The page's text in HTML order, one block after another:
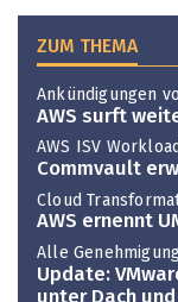
ZUM THEMA
Ankündigungen
AWS surft
AWS ISV
Commvault
Cloud
AWS ernennt
Alle
Update:
unter Dach und